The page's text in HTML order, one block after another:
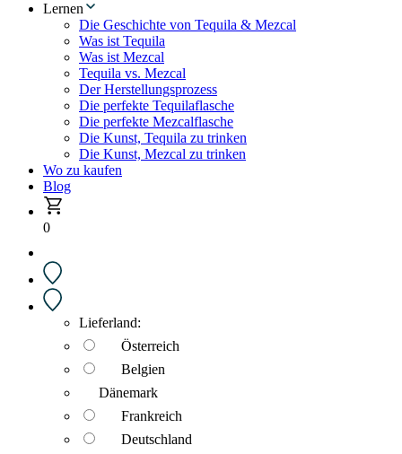
Lernen
Die Geschichte von Tequila & Mezcal
Was ist Tequila
Was ist Mezcal
Tequila vs. Mezcal
Der Herstellungsprozess
Die perfekte Tequilaflasche
Die perfekte Mezcalflasche
Die Kunst, Tequila zu trinken
Die Kunst, Mezcal zu trinken
Wo zu kaufen
Blog
0
Lieferland:
Österreich
Belgien
Dänemark
Frankreich
Deutschland